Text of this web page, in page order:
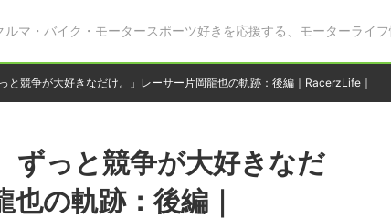
ルマ・バイク・モータースポーツ好きを応援する、モーターライフ
と競争が大好きなだけ。」レーサー片岡龍也の軌跡：後編｜RacerzLife｜
ずっと競争が大好きなだ
の軌跡：後編｜